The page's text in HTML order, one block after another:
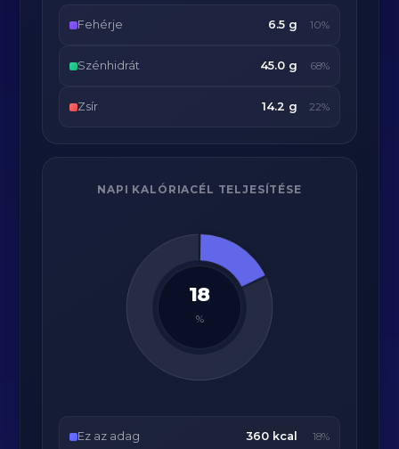
Fehérje 6.5 g 10%
Szénhidrát 45.0 g 68%
Zsír 14.2 g 22%
NAPI KALÓRIACÉL TELJESÍTÉSE
18
%
Ez az adag 360 kcal 18%